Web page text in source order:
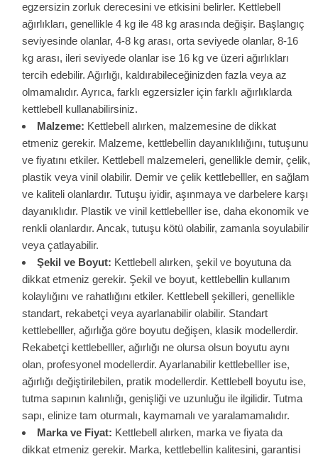
egzersizin zorluk derecesini ve etkisini belirler. Kettlebell
ağırlıkları, genellikle 4 kg ile 48 kg arasında değişir. Başlangıç
seviyesinde olanlar, 4-8 kg arası, orta seviyede olanlar, 8-16
kg arası, ileri seviyede olanlar ise 16 kg ve üzeri ağırlıkları
tercih edebilir. Ağırlığı, kaldırabileceğinizden fazla veya az
olmamalıdır. Ayrıca, farklı egzersizler için farklı ağırlıklarda
kettlebell kullanabilirsiniz.
Malzeme: Kettlebell alırken, malzemesine de dikkat
etmeniz gerekir. Malzeme, kettlebellin dayanıklılığını, tutuşunu
ve fiyatını etkiler. Kettlebell malzemeleri, genellikle demir, çelik,
plastik veya vinil olabilir. Demir ve çelik kettlebelller, en sağlam
ve kaliteli olanlardır. Tutuşu iyidir, aşınmaya ve darbelere karşı
dayanıklıdır. Plastik ve vinil kettlebelller ise, daha ekonomik ve
renkli olanlardır. Ancak, tutuşu kötü olabilir, zamanla soyulabilir
veya çatlayabilir.
Şekil ve Boyut: Kettlebell alırken, şekil ve boyutuna da
dikkat etmeniz gerekir. Şekil ve boyut, kettlebellin kullanım
kolaylığını ve rahatlığını etkiler. Kettlebell şekilleri, genellikle
standart, rekabetçi veya ayarlanabilir olabilir. Standart
kettlebelller, ağırlığa göre boyutu değişen, klasik modellerdir.
Rekabetçi kettlebelller, ağırlığı ne olursa olsun boyutu aynı
olan, profesyonel modellerdir. Ayarlanabilir kettlebelller ise,
ağırlığı değiştirilebilen, pratik modellerdir. Kettlebell boyutu ise,
tutma sapının kalınlığı, genişliği ve uzunluğu ile ilgilidir. Tutma
sapı, elinize tam oturmalı, kaymamalı ve yaralamamalıdır.
Marka ve Fiyat: Kettlebell alırken, marka ve fiyata da
dikkat etmeniz gerekir. Marka, kettlebellin kalitesini, garantisi